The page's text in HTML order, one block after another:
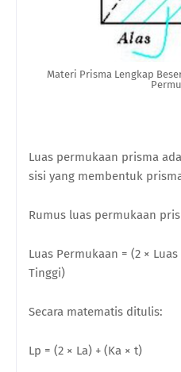
Materi Prisma Lengkap
Luas permukaan prisma
sisi yang membentuk
Rumus luas permukaan
Luas Permukaan = (2 ×
Tinggi)
Secara matematis ditulis:
Lp = (2 × La) + (Ka × t)